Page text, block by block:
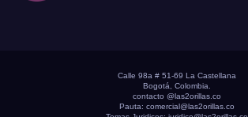
Calle 98a # 51-69 La Castellana
Bogotá, Colombia.
contacto @las2orillas.co
Pauta: comercial@las2orillas.co